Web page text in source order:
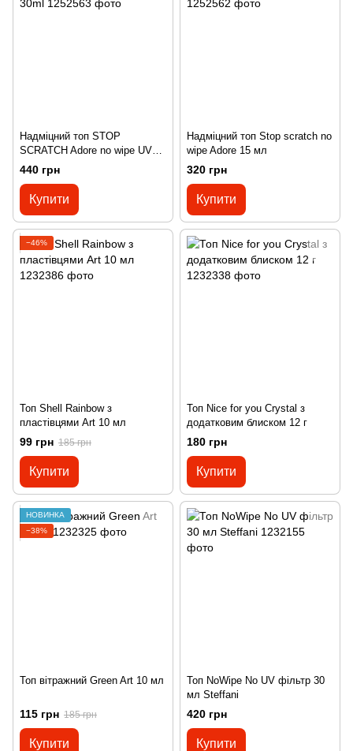
Надміцний топ STOP
SCRATCH Adore no wipe UV
30ml
440 грн
Купити
Надміцний топ Stop scratch no
wipe Adore 15 мл
320 грн
Купити
−46%
Топ Shell Rainbow з
пластівцями Art 10 мл
99 грн 185 грн
Купити
Топ Nice for you Crystal з
додатковим блиском 12 г
180 грн
Купити
НОВИНКА
−38%
Топ вітражний Green Art 10 мл
115 грн 185 грн
Купити
Топ NoWipe No UV фільтр 30
мл Steffani
420 грн
Купити